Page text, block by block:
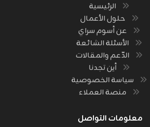
الرئيسية
حلول الأعمال
عن أسوم سراي
الأسئلة الشائعة
الدّعم والمقالات
أين تجدنا
سياسة الخصوصية
منصة العملاء
معلومات التواصل